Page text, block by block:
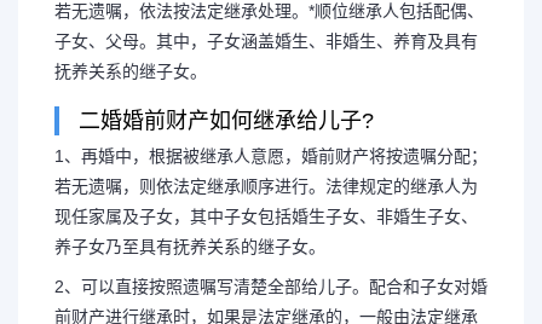
若无遗嘱，依法按法定继承处理。*顺位继承人包括配偶、
子女、父母。其中，子女涵盖婚生、非婚生、养育及具有
抚养关系的继子女。
二婚婚前财产如何继承给儿子?
1、再婚中，根据被继承人意愿，婚前财产将按遗嘱分配；
若无遗嘱，则依法定继承顺序进行。法律规定的继承人为
现任家属及子女，其中子女包括婚生子女、非婚生子女、
养子女乃至具有抚养关系的继子女。
2、可以直接按照遗嘱写清楚全部给儿子。配合和子女对婚
前财产进行继承时，如果是法定继承的，一般由法定继承